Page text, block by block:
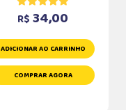
R$ 34,00
ADICIONAR AO CARRINHO
COMPRAR AGORA